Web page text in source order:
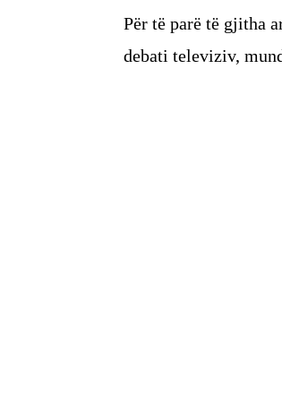
​Për të parë të gjitha
debati televiziv,